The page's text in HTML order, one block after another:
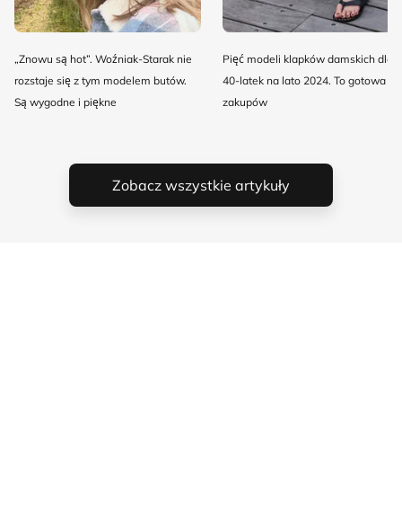
„Znowu są hot”. Woźniak-Starak nie
rozstaje się z tym modelem butów.
Są wygodne i piękne
Pięć modeli klapków damskich dla
40-latek na lato 2024. To gotowa
zakupów
Zobacz wszystkie artykuły